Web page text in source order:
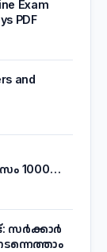
Exam
PDF
and
1000
വർക്ക്'
സർക്കാർ